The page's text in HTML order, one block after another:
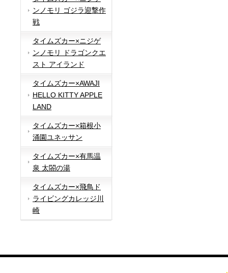
ンノモリ ゴジラ迎撃作
戦
タイムズカー×ニジゲ
ンノモリ ドラゴンクエ
スト アイランド
タイムズカー×AWAJI
HELLO KITTY APPLE
LAND
タイムズカー×箱根小
涌園ユネッサン
タイムズカー×有馬温
泉 太閤の湯
タイムズカー×飛鳥ド
ライビングカレッジ川
崎